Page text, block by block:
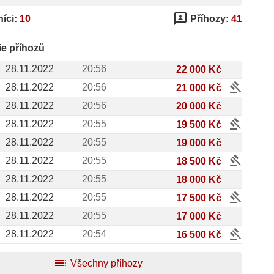
10 3p Příhozy: 41
příhozů
28.11.2022
20:56
22 000 Kč
28.11.2022
20:56 21 000 Kč gavel
28.11.2022 20:56
20 000 Kč
28.11.2022
20:55 19 500 Kč gavel
28.11.2022 20:55
19 000 Kč
28.11.2022
20:55 18 500 Kč gavel
28.11.2022 20:55
18 000 Kč
28.11.2022
20:55 17 500 Kč gavel
28.11.2022 20:55
17 000 Kč
28.11.2022
20:54 16 500 Kč
gavel
toc Všechny příhozy